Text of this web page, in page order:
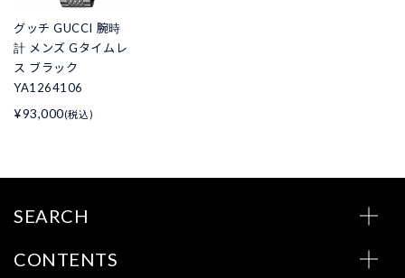
グッチ GUCCI 腕時
計 メンズ Gタイムレ
ス ブラック
YA1264106
¥93,000(税込)
SEARCH
CONTENTS